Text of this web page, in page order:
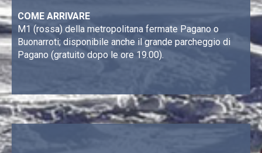
COME ARRIVARE
M1 (rossa) della metropolitana fermate Pagano o
Buonarroti; disponibile anche il grande parcheggio di
Pagano (gratuito dopo le ore 19.00).